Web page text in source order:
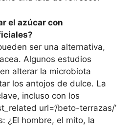
el azúcar con
ser una alternativa,
Algunos estudios
alterar la microbiota
los antojos de dulce. La
incluso con los
url=’/beto-terrazas/’
¿El hombre, el mito, la